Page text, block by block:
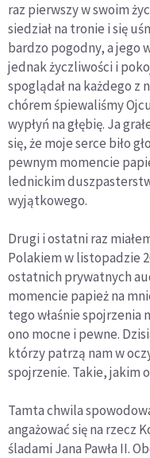
raz pierwszy w swoim
siedział na tronie i się
bardzo pogodny, a jego
jednak życzliwości i
spoglądał na każdego z
chórem śpiewaliśmy
wypłyń na głębię. Ja
się, że moje serce biło
pewnym momencie
lednickim
wyjątkowego.
Drugi i ostatni raz
Polakiem w listopadzie
ostatnich prywatnych
momencie papież na
tego właśnie spojrzenia
ono mocne i pewne.
którzy patrzą nam w
spojrzenie. Takie, jakim
Tamta chwila
angażować się na rzecz
śladami Jana Pawła II.